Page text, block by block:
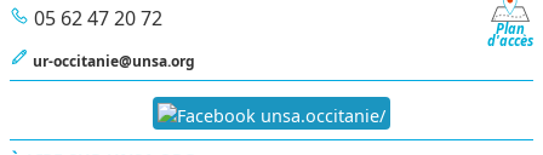
Plan
d'accès
05 62 47 20 72
ur-occitanie@unsa.org
unsa.occitanie/